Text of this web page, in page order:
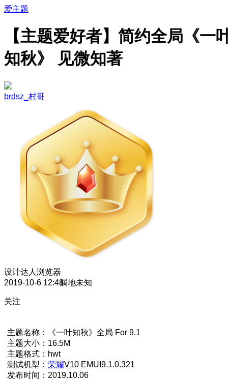
爱主题
【主题爱好者】简约全局《一
知秋》 见微知著
brdsz_村哥
设计达人 浏览器
2019-10-6 12:48属地未知
关注
主题名称：《一叶知秋》全局 For 9.1
主题大小：16.5M
主题格式：hwt
测试机型： 荣耀V10 EMUI9.1.0.321
发布时间：2019.10.06